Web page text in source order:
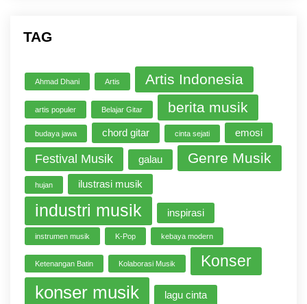
TAG
Ahmad Dhani Artis Artis Indonesia
artis populer Belajar Gitar berita musik
budaya jawa chord gitar cinta sejati emosi
Festival Musik galau Genre Musik
hujan ilustrasi musik
industri musik inspirasi
instrumen musik K-Pop kebaya modern
Ketenangan Batin Kolaborasi Musik Konser
konser musik lagu cinta